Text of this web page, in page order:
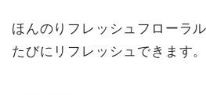
ほんのりフレッシュフローラ
たびにリフレッシュできます。